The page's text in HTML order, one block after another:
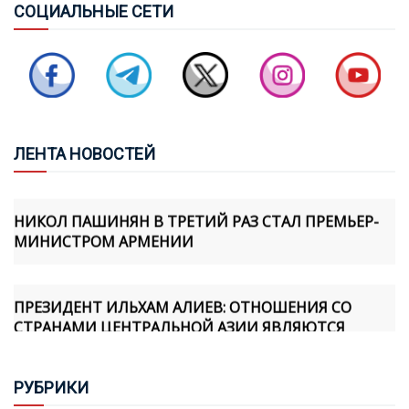
СОЦИАЛЬНЫЕ СЕТИ
ЛЕНТА НОВОСТЕЙ
САБИНА АЛИЕВА: МИННАЯ ОПАСНОСТЬ ОСТАЕТСЯ
СЕРЬЕЗНОЙ УГРОЗОЙ ДЛЯ АЗЕРБАЙДЖАНА
ПОЧЕМУ ВИЗИТ ПРЕЗИДЕНТА ИЛЬХАМА АЛИЕВА В
НИКОЛ ПАШИНЯН В ТРЕТИЙ РАЗ СТАЛ ПРЕМЬЕР-
МИНИСТРОМ АРМЕНИИ
СТРАНАМИ ЦЕНТРАЛЬНОЙ АЗИИ ЯВЛЯЮТСЯ
ОДНИМ ИЗ ПРИОРИТЕТОВ ВНЕШНЕЙ ПОЛИТИКИ
РУБРИКИ